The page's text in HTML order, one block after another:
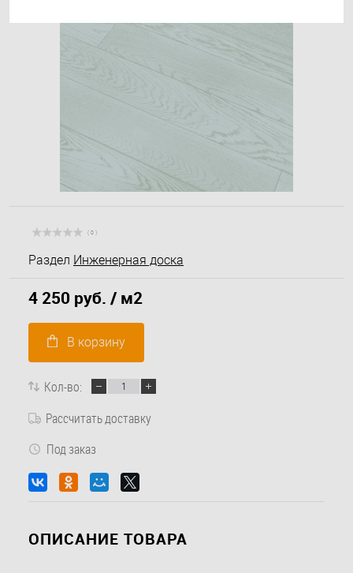
( 0 )
Раздел Инженерная доска
4 250 руб. / м2
В корзину
Кол-во:
Рассчитать доставку
Под заказ
ОПИСАНИЕ ТОВАРА